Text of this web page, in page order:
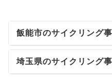
飯能市のサイクリング
埼玉県のサイクリング